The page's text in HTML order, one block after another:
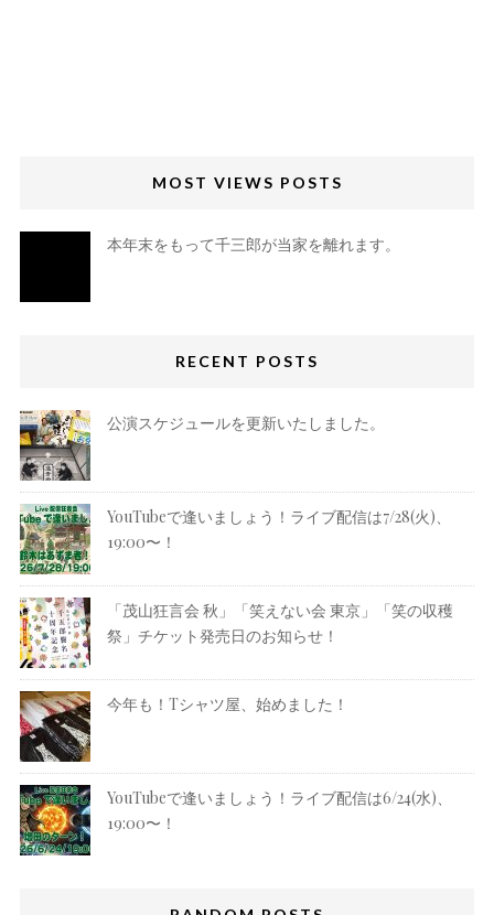
MOST VIEWS POSTS
本年末をもって千三郎が当家を離れます。
RECENT POSTS
公演スケジュールを更新いたしました。
YouTubeで逢いましょう！ライブ配信は7/28(火)、
19:00〜！
「茂山狂言会 秋」「笑えない会 東京」「笑の収穫
祭」チケット発売日のお知らせ！
今年も！Tシャツ屋、始めました！
YouTubeで逢いましょう！ライブ配信は6/24(水)、
19:00〜！